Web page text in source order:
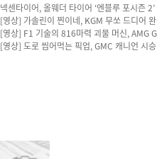
넥센타이어, 올웨더 타이어 ‘엔블루 포시즌 2’
[영상] 가솔린이 찐이네, KGM 무쏘 드디어
[영상] F1 기술의 816마력 괴물 머신, AMG
[영상] 도로 씹어먹는 픽업, GMC 캐니언 시